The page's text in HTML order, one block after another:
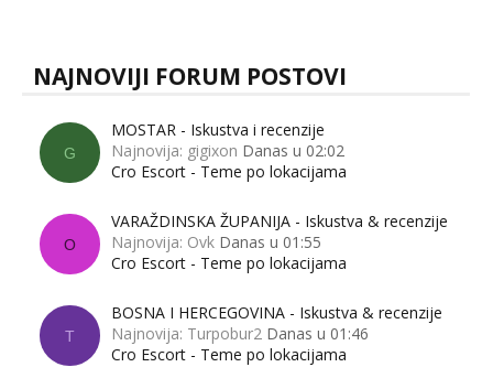
NAJNOVIJI FORUM POSTOVI
G
MOSTAR - Iskustva i recenzije
Najnovija: gigixon Danas u 02:02
Cro Escort - Teme po lokacijama
O
VARAŽDINSKA ŽUPANIJA - Iskustva & recenzije
Najnovija: Ovk Danas u 01:55
Cro Escort - Teme po lokacijama
T
BOSNA I HERCEGOVINA - Iskustva & recenzije
Najnovija: Turpobur2 Danas u 01:46
Cro Escort - Teme po lokacijama